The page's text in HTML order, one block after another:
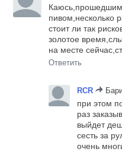
Каюсь,прошедшим
пивом,несколько
стоит ли так
золотое
на месте
Ответить
RCR
при этом
раз
выйдет
сесть за
очень